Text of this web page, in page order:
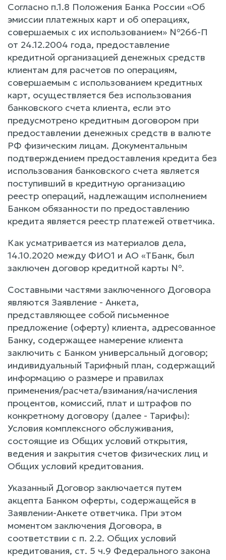
Согласно п.1.8 Положения Банка России «Об
эмиссии платежных карт и об операциях,
совершаемых с их использованием» №266-П
от 24.12.2004 года, предоставление
кредитной организацией денежных средств
клиентам для расчетов по операциям,
совершаемым с использованием кредитных
карт, осуществляется без использования
банковского счета клиента, если это
предусмотрено кредитным договором при
предоставлении денежных средств в валюте
РФ физическим лицам. Документальным
подтверждением предоставления кредита без
использования банковского счета является
поступивший в кредитную организацию
реестр операций, надлежащим исполнением
Банком обязанности по предоставлению
кредита является реестр платежей ответчика.
Как усматривается из материалов дела,
14.10.2020 между ФИО1 и АО «ТБанк, был
заключен договор кредитной карты №.
Составными частями заключенного Договора
являются Заявление - Анкета,
представляющее собой письменное
предложение (оферту) клиента, адресованное
Банку, содержащее намерение клиента
заключить с Банком универсальный договор;
индивидуальный Тарифный план, содержащий
информацию о размере и правилах
применения/расчета/взимания/начисления
процентов, комиссий, плат и штрафов по
конкретному договору (далее - Тарифы):
Условия комплексного обслуживания,
состоящие из Общих условий открытия,
ведения и закрытия счетов физических лиц и
Общих условий кредитования.
Указанный Договор заключается путем
акцепта Банком оферты, содержащейся в
Заявлении-Анкете ответчика. При этом
моментом заключения Договора, в
соответствии с п. 2.2. Общих условий
кредитования, ст. 5 ч.9 Федерального закона